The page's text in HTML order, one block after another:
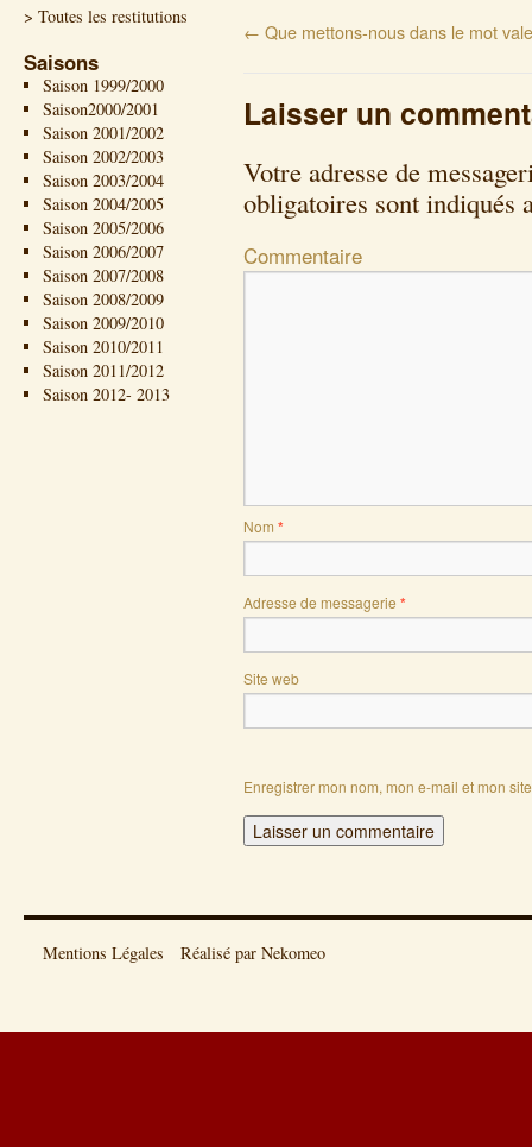
> Toutes les restitutions
Saisons
Saison 1999/2000
Saison2000/2001
Saison 2001/2002
Saison 2002/2003
Saison 2003/2004
Saison 2004/2005
Saison 2005/2006
Saison 2006/2007
Saison 2007/2008
Saison 2008/2009
Saison 2009/2010
Saison 2010/2011
Saison 2011/2012
Saison 2012- 2013
← Que mettons-nous dans le mot
Laisser un
Votre adresse de
obligatoires sont indiqués
Commentaire
Nom *
Adresse de messagerie *
Site web
Enregistrer mon nom, mon e-mail et mon
Mentions Légales Réalisé par Nekomeo